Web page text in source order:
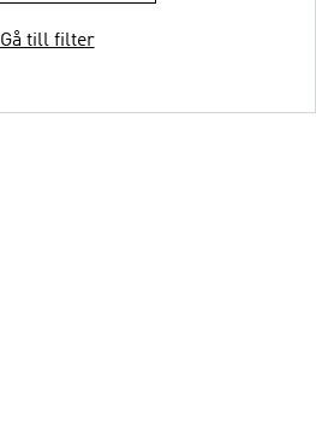
Gå till filter